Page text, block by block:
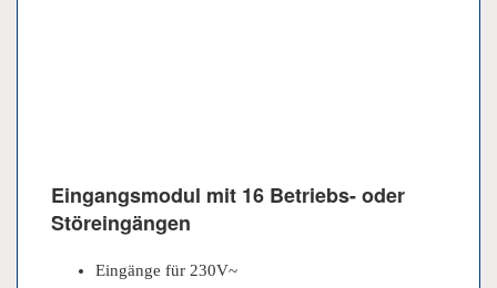
Eingangsmodul mit 16 Betriebs- oder
Störeingängen
Eingänge für 230V~